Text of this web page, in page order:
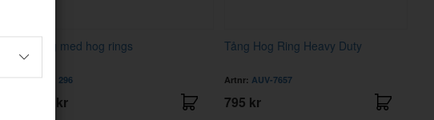
Tång med hog rings
Artnr: 296
329 kr
Tång Hog Ring Heavy Duty
Artnr: AUV-7657
795 kr